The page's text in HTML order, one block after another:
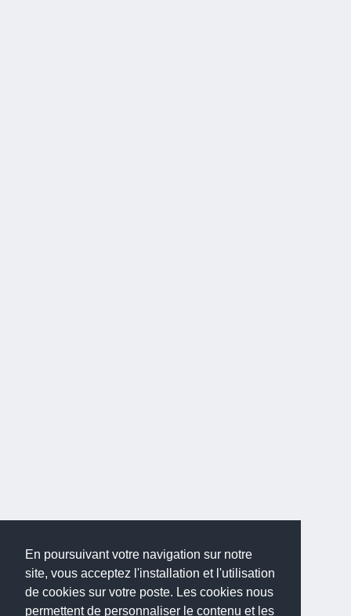
En poursuivant votre navigation sur notre
site, vous acceptez l'installation et l'utilisation
de cookies sur votre poste. Les cookies nous
permettent de personnaliser le contenu et les